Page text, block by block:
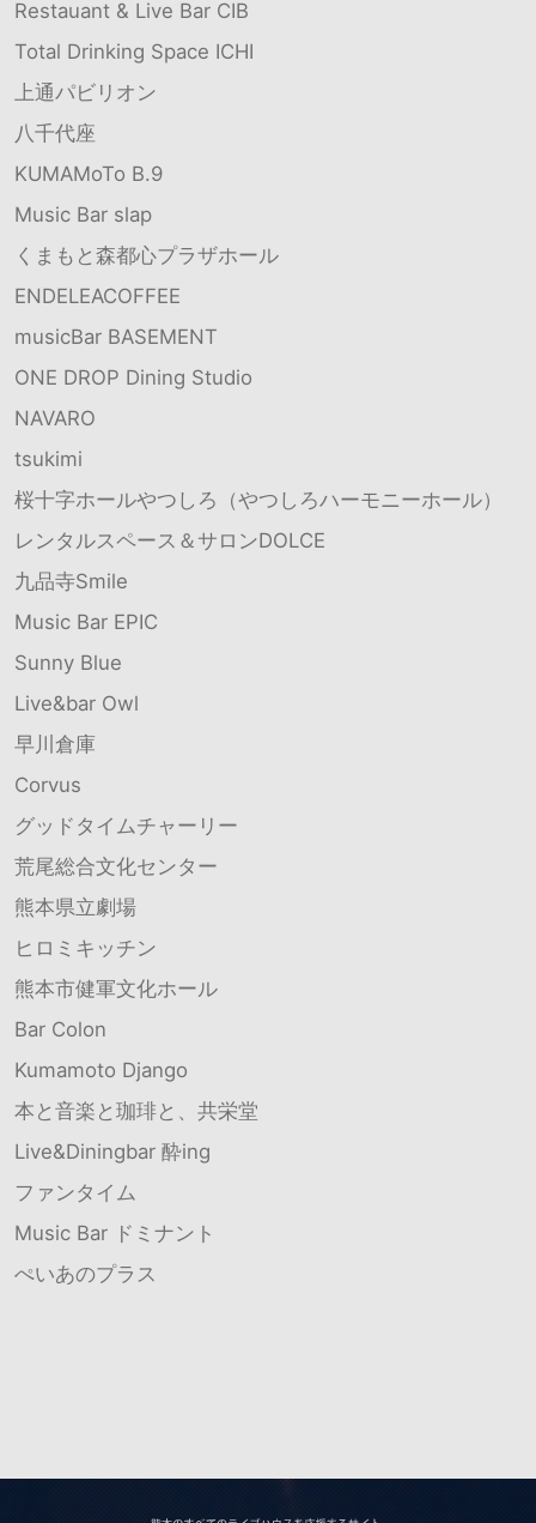
Restauant & Live Bar CIB
Total Drinking Space ICHI
上通パビリオン
八千代座
KUMAMoTo B.9
Music Bar slap
くまもと森都心プラザホール
ENDELEACOFFEE
musicBar BASEMENT
ONE DROP Dining Studio
NAVARO
tsukimi
桜十字ホールやつしろ（やつしろハーモニーホール）
レンタルスペース＆サロンDOLCE
九品寺Smile
Music Bar EPIC
Sunny Blue
Live&bar Owl
早川倉庫
Corvus
グッドタイムチャーリー
荒尾総合文化センター
熊本県立劇場
ヒロミキッチン
熊本市健軍文化ホール
Bar Colon
Kumamoto Django
本と音楽と珈琲と、共栄堂
Live&Diningbar 酔ing
ファンタイム
Music Bar ドミナント
ぺいあのプラス